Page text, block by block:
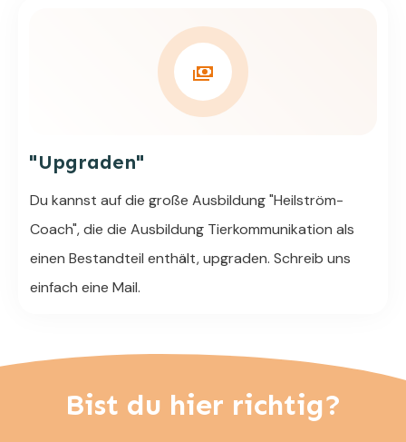
"Upgraden"
Du kannst auf die große Ausbildung "Heilström-
Coach", die die Ausbildung Tierkommunikation als
einen Bestandteil enthält, upgraden. Schreib uns
einfach eine Mail.
Bist du hier richtig?